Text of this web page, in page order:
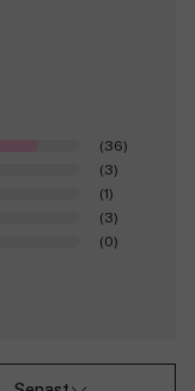
(36)
(3)
(1)
(3)
(0)